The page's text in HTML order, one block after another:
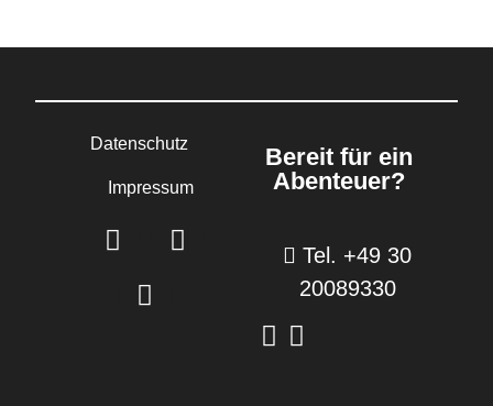
Datenschutz
Impressum
Bereit für ein
Abenteuer?
Tel. +49 30
20089330